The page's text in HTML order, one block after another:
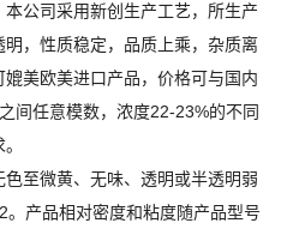
公司采用新创生产工艺，所生产
，性质稳定，品质上乘，杂质离
美欧美进口产品，价格可与国内
间任意模数，浓度22-23%的不同
至微黄、无味、透明或半透明弱
。产品相对密度和粘度随产品型号